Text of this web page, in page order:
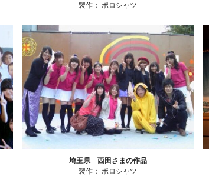
製作：ポロシャツ
埼玉県 西田さまの作品
製作：ポロシャツ